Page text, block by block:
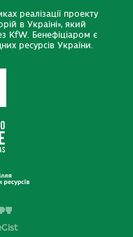
реалізації проекту
в Україні», який
KfW. Бенефіціаром є
ресурсів України.